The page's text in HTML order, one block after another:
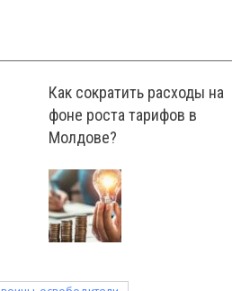
Как сократить расходы на
фоне роста тарифов в
Молдове?